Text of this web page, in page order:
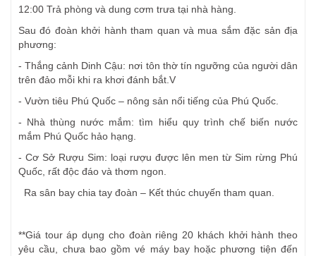
12:00 Trả phòng và dung cơm trưa tại nhà hàng.
Sau đó đoàn khởi hành tham quan và mua sắm đặc sản địa
phương:
- Thắng cảnh Dinh Cậu: nơi tôn thờ tín ngưỡng của người dân
trên đảo mỗi khi ra khơi đánh bắt.V
- Vườn tiêu Phú Quốc – nông sản nổi tiếng của Phú Quốc.
- Nhà thùng nước mắm: tìm hiểu quy trình chế biến nước
mắm Phú Quốc hảo hạng.
- Cơ Sở Rượu Sim: loại rượu được lên men từ Sim rừng Phú
Quốc, rất độc đáo và thơm ngon.
Ra sân bay chia tay đoàn – Kết thúc chuyến tham quan.
**Giá tour áp dụng cho đoàn riêng 20 khách khởi hành theo
yêu cầu, chưa bao gồm vé máy bay hoặc phương tiện đến